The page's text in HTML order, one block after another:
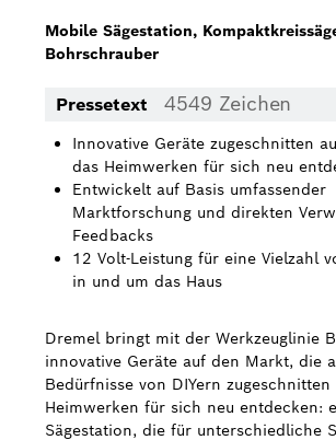
Über uns
Bosch in Österreich
Karriere bei Bosch in
Bosch Weltweit
Kontakt
Mobile Sägestation,
Bohrschrauber
Pressetext 4549 Zeichen
Innovative Geräte zugeschnitten
das Heimwerken für sich neu
Entwickelt auf Basis umfassender
Marktforschung und direkten
Feedbacks
12 Volt-Leistung für eine Vielzahl
in und um das Haus
Dremel bringt mit der Werkzeuglinie
innovative Geräte auf den Markt, die
Bedürfnisse von DIYern
Heimwerken für sich neu entdecken:
Sägestation, die für unterschiedliche